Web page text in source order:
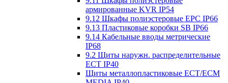
армированные KVR IP54
9.12 Шкафы полиэстеровые EPC IP66
9.13 Пластиковые коробки SB IP66
9.14 Кабельные вводы метрические
IP68
9.2 Щиты наружн. распределительные
ECT IP40
Щиты металлопластиковые ECT/ECM